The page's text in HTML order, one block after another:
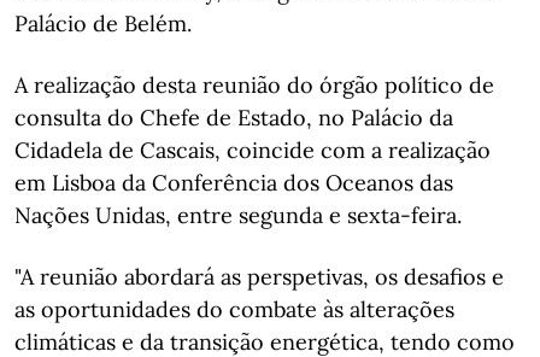
Palácio de Belém.
A realização desta reunião do órgão político de
consulta do Chefe de Estado, no Palácio da
Cidadela de Cascais, coincide com a realização
em Lisboa da Conferência dos Oceanos das
Nações Unidas, entre segunda e sexta-feira.
"A reunião abordará as perspetivas, os desafios e
as oportunidades do combate às alterações
climáticas e da transição energética, tendo como